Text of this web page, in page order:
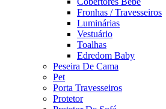
Fronhas / Travesseiros
Luminárias
Vestuário
Toalhas
Edredom Baby
Peseira De Cama
Pet
Porta Travesseiros
Protetor